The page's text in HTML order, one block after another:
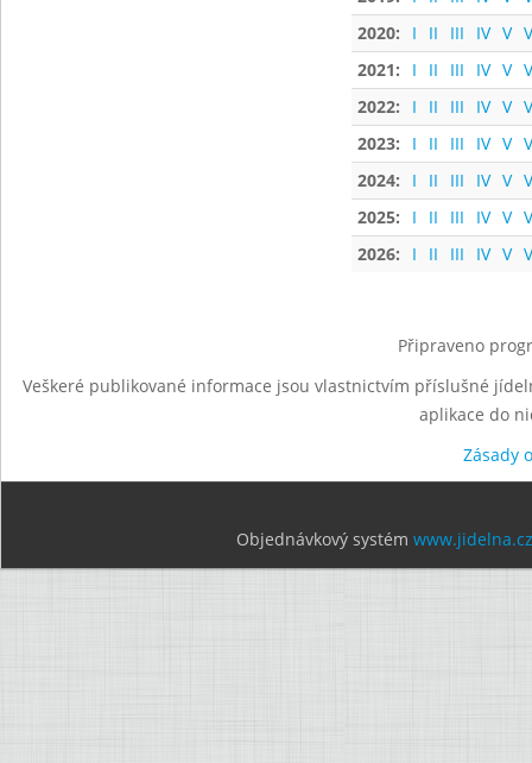
2020:
I II III IV V
2021:
I II III IV V
2022:
I II III IV V
2023:
I II III IV V
2024:
I II III IV V
2025:
I II III IV V
2026:
I II III IV V
Připraveno
Veškeré publikované informace jsou vlastnictvím příslušné
aplikace do
Zásady
Objednávkový systém www.jidelna.cz